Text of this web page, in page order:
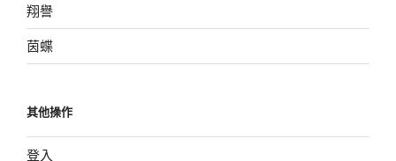
翔譽
茵蝶
其他操作
登入